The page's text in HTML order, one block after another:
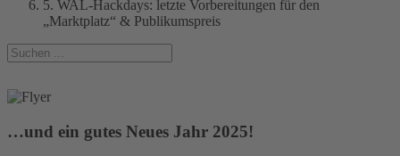
5. WAL-Hackdays: letzte Vorbereitungen für den
„Marktplatz“ & Publikumspreis
…und ein gutes Neues Jahr 2025!